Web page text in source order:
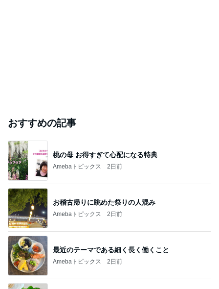
おすすめの記事
桃の母 お得すぎて心配になる特典
Amebaトピックス 2日前
お稽古帰りに眺めた祭りの人混み
Amebaトピックス 2日前
最近のテーマである細く長く働くこと
Amebaトピックス 2日前